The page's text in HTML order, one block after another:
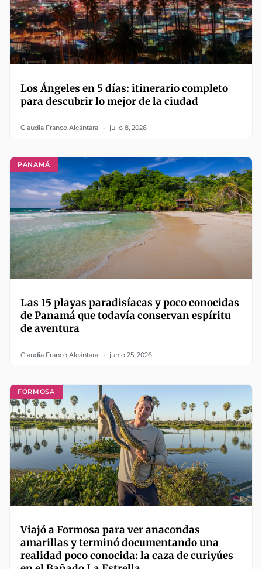
Los Ángeles en 5 días: itinerario completo
para descubrir lo mejor de la ciudad
Claudia Franco Alcántara julio 8, 2026
PANAMÁ
Las 15 playas paradisíacas y poco conocidas
de Panamá que todavía conservan espíritu
de aventura
Claudia Franco Alcántara junio 25, 2026
FORMOSA
Viajó a Formosa para ver anacondas
amarillas y terminó documentando una
realidad poco conocida: la caza de curiyúes